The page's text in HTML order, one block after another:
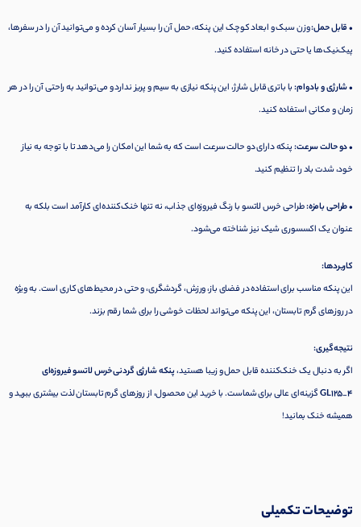
• قابل حمل:وزن سبک و ابعاد کوچک این پنکه، حمل آن را بسیار آسان کرده و می‌توانید آن را در سفرها،
پیک‌نیک‌ها یا حتی در خانه استفاده کنید.
• شارژی و بادوام:با باتری قابل شارژ، این پنکه نیازی به سیم و پریز ندارد و می‌توانید به راحتی آن را در هر
زمان و مکانی استفاده کنید.
• دو حالت سرعت:پنکه دارای دو حالت سرعت است که به شما این امکان را می‌دهد تا با توجه به نیاز
خود، شدت باد را تنظیم کنید.
• طراحی بامزه:طراحی خرس لاتسو با رنگ فیروزه‌ای جذاب، نه تنها خنک‌کننده‌ای کارآمد است بلکه به
عنوان یک اکسسوری شیک نیز شناخته می‌شود.
کاربردها:
این پنکه مناسب برای استفاده در فضای باز، ورزش، گردشگری، و حتی در محیط‌های کاری است. به ویژه
در روزهای گرم تابستان، این پنکه می‌تواند لحظات خوشی را برای شما رقم بزند.
نتیجه‌گیری:
اگر به دنبال یک خنک‌کننده قابل حمل و زیبا هستید،پنکه شارژی گردنی خرس لاتسو فیروزه‌ای
GL125_4گزینه‌ای عالی برای شماست. با خرید این محصول، از روزهای گرم تابستان لذت بیشتری ببرید و
همیشه خنک بمانید!
توضیحات تکمیلی